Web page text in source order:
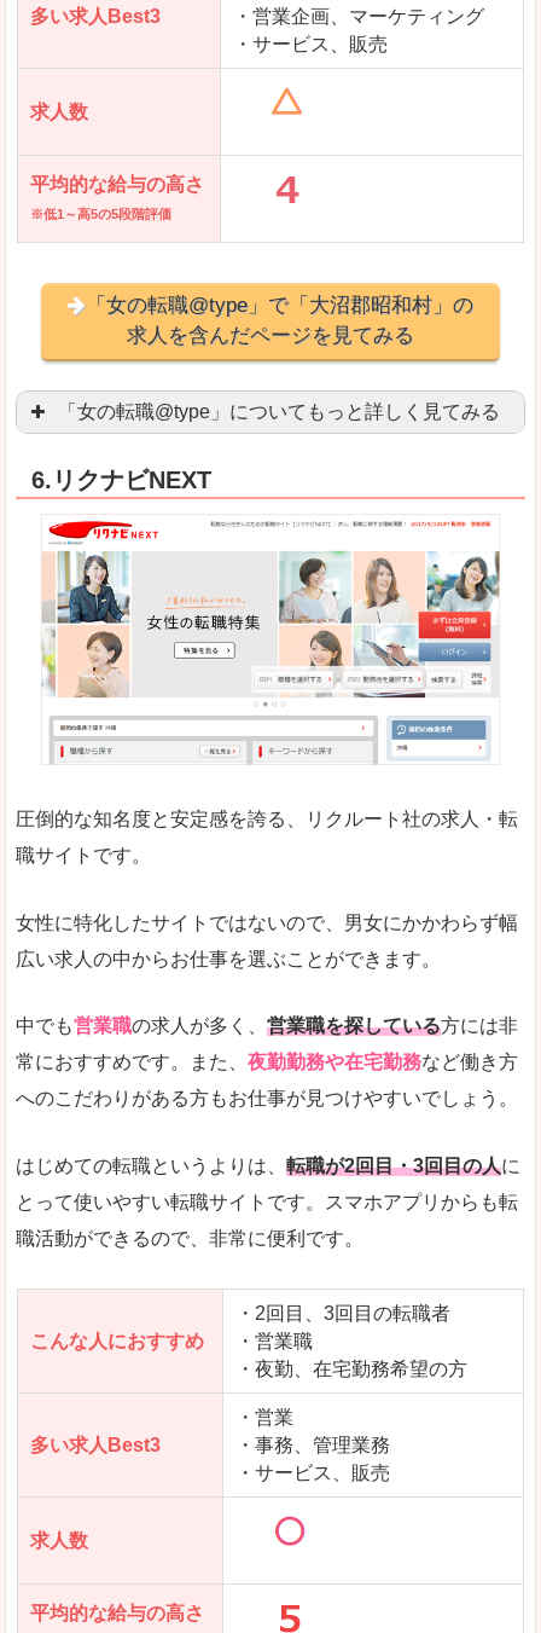
多い求人Best3
・営業企画、マーケティング
・サービス、販売
求人数
平均的な給与の高さ
※低1～高5の5段階評価
「女の転職@type」で「大沼郡昭和村」の
求人を含んだページを見てみる
「女の転職@type」についてもっと詳しく見てみる
良いところ
正社員求人が約80％、正社員で長く働きたい方に
働く女のワーク＆ライフマガジン「woman type
悪いところ
求人の掲載数が少ないです。
求人の掲載情報の文字が小さめで、少し見づらい
詳しい説明
女性でエンジニア職への転職をお考えの方は、こ
エンジニア職の求人においては、ほかにない専門
求人数が少ないので、逆に探しやすいといった一
求人を含んだページを見てみる
6.リクナビNEXT
圧倒的な知名度と安定感を誇る、リクルート社の求人・転
職サイトです。
女性に特化したサイトではないので、男女にかかわらず幅
広い求人の中からお仕事を選ぶことができます。
中でも営業職の求人が多く、 営業職を探している方には非
常におすすめです。また、 夜勤勤務や在宅勤務など働き方
へのこだわりがある方もお仕事が見つけやすいでしょう。
はじめての転職というよりは、 転職が2回目・3回目の人に
とって使いやすい転職サイトです。スマホアプリからも転
職活動ができるので、非常に便利です。
こんな人におすすめ
・2回目、3回目の転職者
・営業職
・夜勤、在宅勤務希望の方
多い求人Best3
・営業
・事務、管理業務
・サービス、販売
求人数
平均的な給与の高さ